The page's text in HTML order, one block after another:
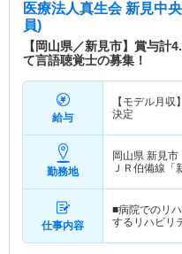
医療法人真生会 新見中
員)
【岡山県／新見市】賞与計
て言語聴覚士の募集！
給与
【モデル月収】
決定
勤務地
岡山県 新見市
ＪＲ伯備線「
仕事内容
■病院でのリ
するリハビリ